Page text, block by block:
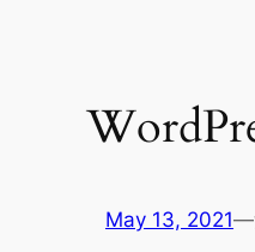
May 13, 2021—